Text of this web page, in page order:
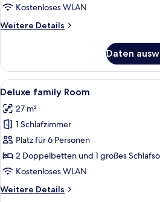
Kostenloses WLAN
Weitere Details
Weitere
Vierbettzimmer
Daten
Alle
Fotos
für
Deluxe
family
Room
anzeigen
6
Deluxe family Room
27 m²
1 Schlafzimmer
Platz für 6 Personen
2 Doppelbetten und 1 großes
Kostenloses WLAN
Weitere Details
Weitere